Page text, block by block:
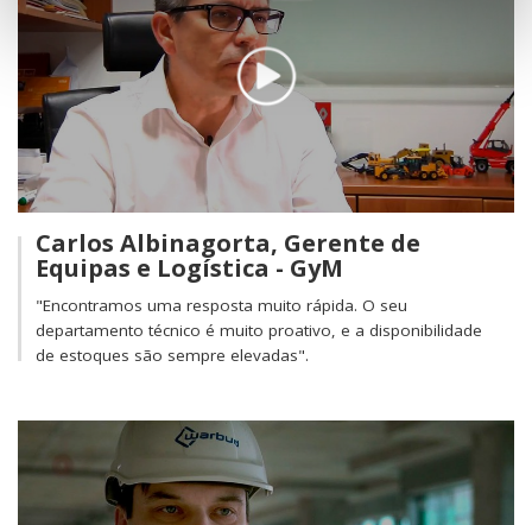
Carlos Albinagorta, Gerente de
Equipas e Logística - GyM
"Encontramos uma resposta muito rápida. O seu
departamento técnico é muito proativo, e a disponibilidade
de estoques são sempre elevadas".